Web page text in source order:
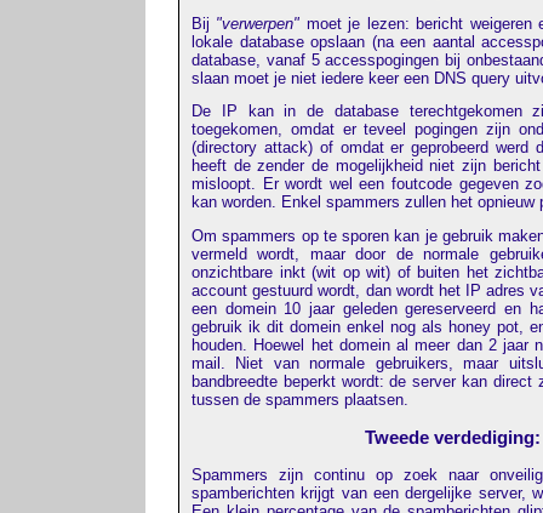
Bij "verwerpen" moet je lezen: bericht weigeren
lokale database opslaan (na een aantal
database, vanaf 5 accesspogingen bij
slaan moet je niet iedere keer een DNS query
De IP kan in de database terechtgekomen
toegekomen, omdat er teveel pogingen zijn
(directory attack) of omdat er geprobeerd
heeft de zender de mogelijkheid niet zijn
misloopt. Er wordt wel een foutcode gegeven
kan worden. Enkel spammers zullen het opnieuw
Om spammers op te sporen kan je gebruik
vermeld wordt, maar door de normale
onzichtbare inkt (wit op wit) of buiten het
account gestuurd wordt, dan wordt het IP adres
een domein 10 jaar geleden gereserveerd en
gebruik ik dit domein enkel nog als honey pot,
houden. Hoewel het domein al meer dan 2 jaar
mail. Niet van normale gebruikers, maar
bandbreedte beperkt wordt: de server kan
tussen de spammers plaatsen.
Tweede
Spammers zijn continu op zoek naar
spamberichten krijgt van een dergelijke server,